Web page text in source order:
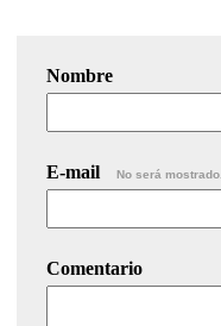
Nombre
E-mail No será mostrado.
Comentario